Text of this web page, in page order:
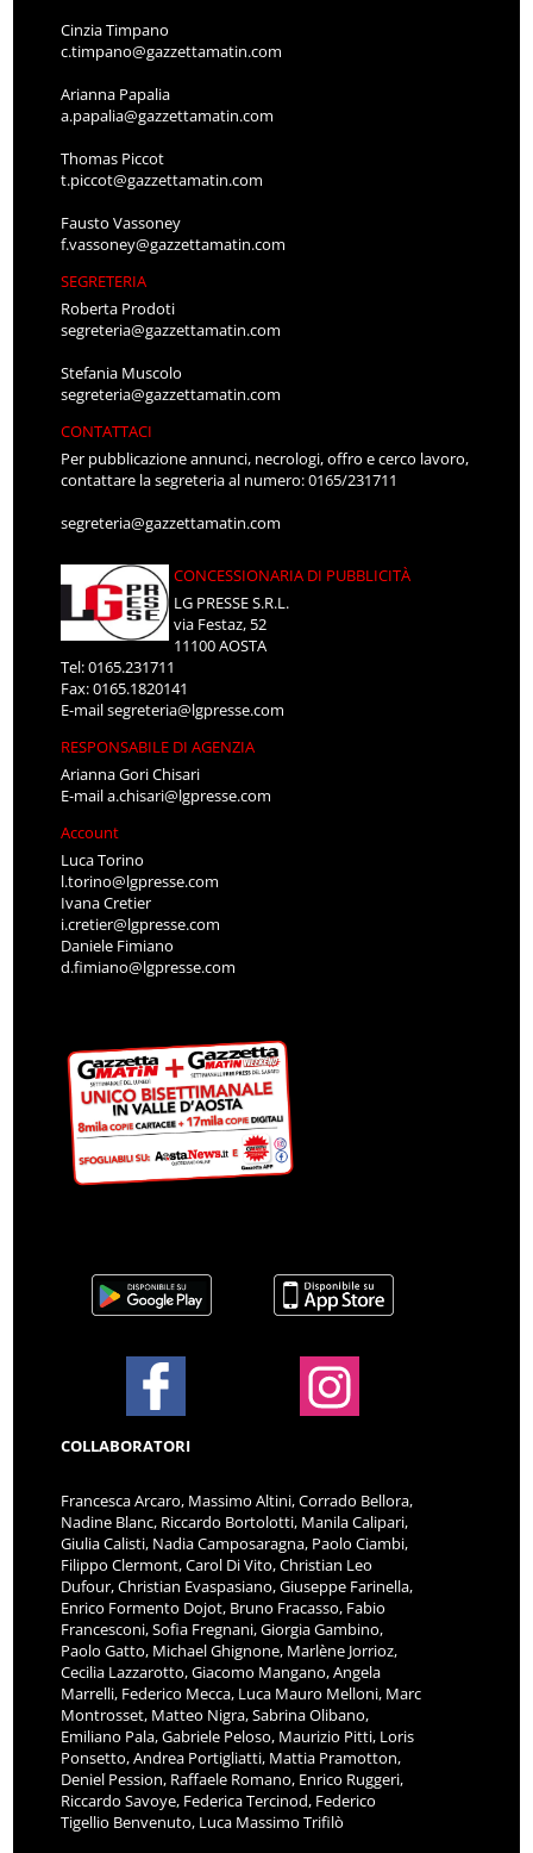
Cinzia Timpano
c.timpano@gazzettamatin.com
Arianna Papalia
a.papalia@gazzettamatin.com
Thomas Piccot
t.piccot@gazzettamatin.com
Fausto Vassoney
f.vassoney@gazzettamatin.com
SEGRETERIA
Roberta Prodoti
segreteria@gazzettamatin.com
Stefania Muscolo
segreteria@gazzettamatin.com
CONTATTACI
Per pubblicazione annunci, necrologi, offro e cerco lavoro,
contattare la segreteria al numero: 0165/231711
segreteria@gazzettamatin.com
CONCESSIONARIA DI PUBBLICITÀ
LG PRESSE S.R.L.
via Festaz, 52
11100 AOSTA
Tel: 0165.231711
Fax: 0165.1820141
E-mailsegreteria@lgpresse.com
RESPONSABILE DI AGENZIA
Arianna Gori Chisari
E-maila.chisari@lgpresse.com
Account
Luca Torino
l.torino@lgpresse.com
Ivana Cretier
i.cretier@lgpresse.com
Daniele Fimiano
d.fimiano@lgpresse.com
COLLABORATORI
Francesca Arcaro, Massimo Altini, Corrado Bellora,
Nadine Blanc, Riccardo Bortolotti, Manila Calipari,
Giulia Calisti, Nadia Camposaragna, Paolo Ciambi,
Filippo Clermont, Carol Di Vito, Christian Leo
Dufour, Christian Evaspasiano, Giuseppe Farinella,
Enrico Formento Dojot, Bruno Fracasso, Fabio
Francesconi, Sofia Fregnani, Giorgia Gambino,
Paolo Gatto, Michael Ghignone, Marlène Jorrioz,
Cecilia Lazzarotto, Giacomo Mangano, Angela
Marrelli, Federico Mecca, Luca Mauro Melloni, Marc
Montrosset, Matteo Nigra, Sabrina Olibano,
Emiliano Pala, Gabriele Peloso, Maurizio Pitti, Loris
Ponsetto, Andrea Portigliatti, Mattia Pramotton,
Deniel Pession, Raffaele Romano, Enrico Ruggeri,
Riccardo Savoye, Federica Tercinod, Federico
Tigellio Benvenuto, Luca Massimo Trifilò